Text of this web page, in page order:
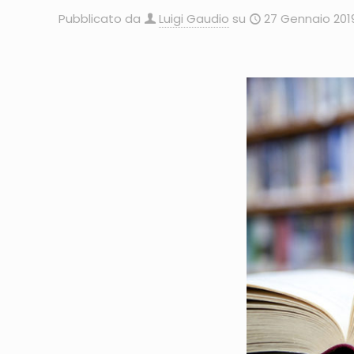
Pubblicato da Luigi Gaudio su 27 Gennaio